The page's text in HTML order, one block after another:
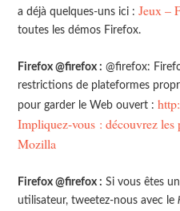
a déjà quelques-uns ici :Jeux –
toutes les démos Firefox.
Firefox @firefox : @firefox:
restrictions de plateformes
pour garder le Web ouvert :
Impliquez-vous : découvrez les
Mozilla
Firefox @firefox : Si vous êtes
utilisateur, tweetez-nous avec le